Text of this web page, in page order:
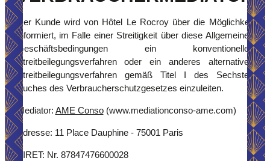
Der Kunde wird von Hôtel Le Rocroy über die Möglichkeit
informiert, im Falle einer Streitigkeit über diese Allgemeinen
Geschäftsbedingungen ein konventionelles
Streitbeilegungsverfahren oder ein anderes alternatives
Streitbeilegungsverfahren gemäß Titel I des Sechsten
Buches des Verbraucherschutzgesetzes einzuleiten.
Mediator: AME Conso(www.mediationconso-ame.com)
Adresse: 11 Place Dauphine - 75001 Paris
SIRET: Nr. 87847476600028